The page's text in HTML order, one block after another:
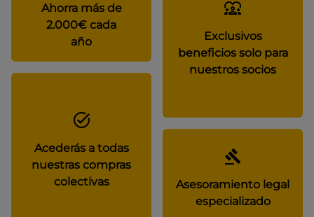
Ahorra más de
2.000€ cada
año
Exclusivos
beneficios solo para
nuestros socios
Acederás a todas
nuestras compras
colectivas
Asesoramiento legal
especializado